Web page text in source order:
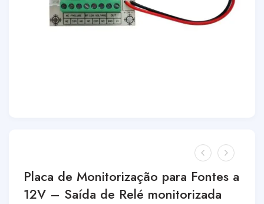
Placa de Monitorização para Fontes a
12V – Saída de Relé monitorizada